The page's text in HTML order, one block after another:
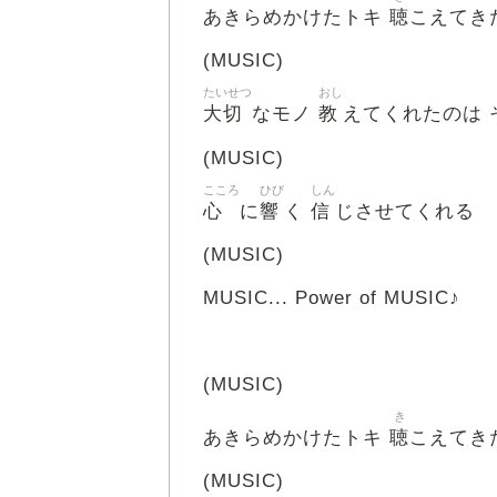
あきらめかけたトキ 聴こえてき
(MUSIC)
大切
たいせつ
なモノ 教
おし
えてくれたのは
(MUSIC)
心
こころ
に響
ひび
く 信
しん
じさせてくれる
(MUSIC)
MUSIC... Power of MUSIC♪
(MUSIC)
あきらめかけたトキ 聴
き
こえてき
(MUSIC)